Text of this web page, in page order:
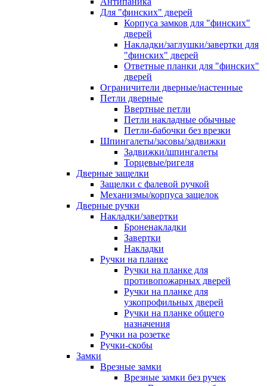
Для "финских" дверей
Корпуса замков для "финских"
дверей
Накладки/заглушки/завертки для
"финских" дверей
Ответные планки для "финских"
дверей
Ограничители дверные/настенные
Петли дверные
Ввертные петли
Петли накладные обычные
Петли-бабочки без врезки
Шпингалеты/засовы/задвижки
Задвижки/шпингалеты
Торцевые/ригеля
Дверные защелки
Защелки с фалевой ручкой
Механизмы/корпуса защелок
Дверные ручки
Накладки/завертки
Броненакладки
Завертки
Накладки
Ручки на планке
Ручки на планке для
противопожарных дверей
Ручки на планке для
узкопрофильных дверей
Ручки на планке общего
назначения
Ручки на розетке
Ручки-скобы
Замки
Врезные замки
Врезные замки без ручек